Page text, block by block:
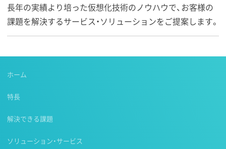
長年の実績より培った仮想化技術のノウハウで、お客様の
課題を解決するサービス・ソリューションをご提案します。
ホーム
特長
解決できる課題
ソリューション・サービス